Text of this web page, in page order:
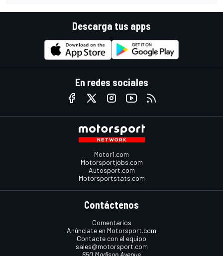
Descarga tus apps
En redes sociales
Motor1.com
Motorsportjobs.com
Autosport.com
Motorsportstats.com
Contáctenos
Comentarios
Anúnciate en Motorsport.com
Contacte con el equipo
sales@motorsport.com
650 Madison Avenue